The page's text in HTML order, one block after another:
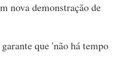
nova demonstração de
que 'não há tempo